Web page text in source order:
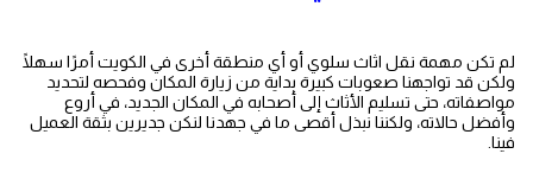
لم تكن مهمة نقل اثاث سلوي أو أي منطقة أخرى في الكويت أمرًا سهلًا
ولكن قد تواجهنا صعوبات كبيرة بداية من زيارة المكان وفحصه لتحديد
مواصفاته، حتى تسليم الأثاث إلى أصحابه في المكان الجديد، في أروع
وأفضل حالاته، ولكننا نبذل أقصى ما في جهدنا لنكن جديرين بثقة العميل
فينا.